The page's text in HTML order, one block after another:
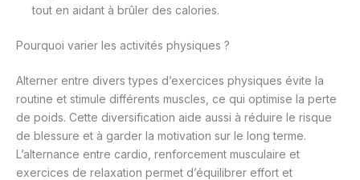
tout en aidant à brûler des calories.
Pourquoi varier les activités physiques ?
Alterner entre divers types d’exercices physiques évite la
routine et stimule différents muscles, ce qui optimise la perte
de poids. Cette diversification aide aussi à réduire le risque
de blessure et à garder la motivation sur le long terme.
L’alternance entre cardio, renforcement musculaire et
exercices de relaxation permet d’équilibrer effort et